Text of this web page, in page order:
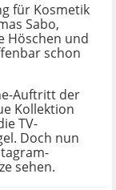
für Kosmetik
Sabo,
Höschen und
schon
Auftritt der
Kollektion
TV-
Doch nun
sehen.